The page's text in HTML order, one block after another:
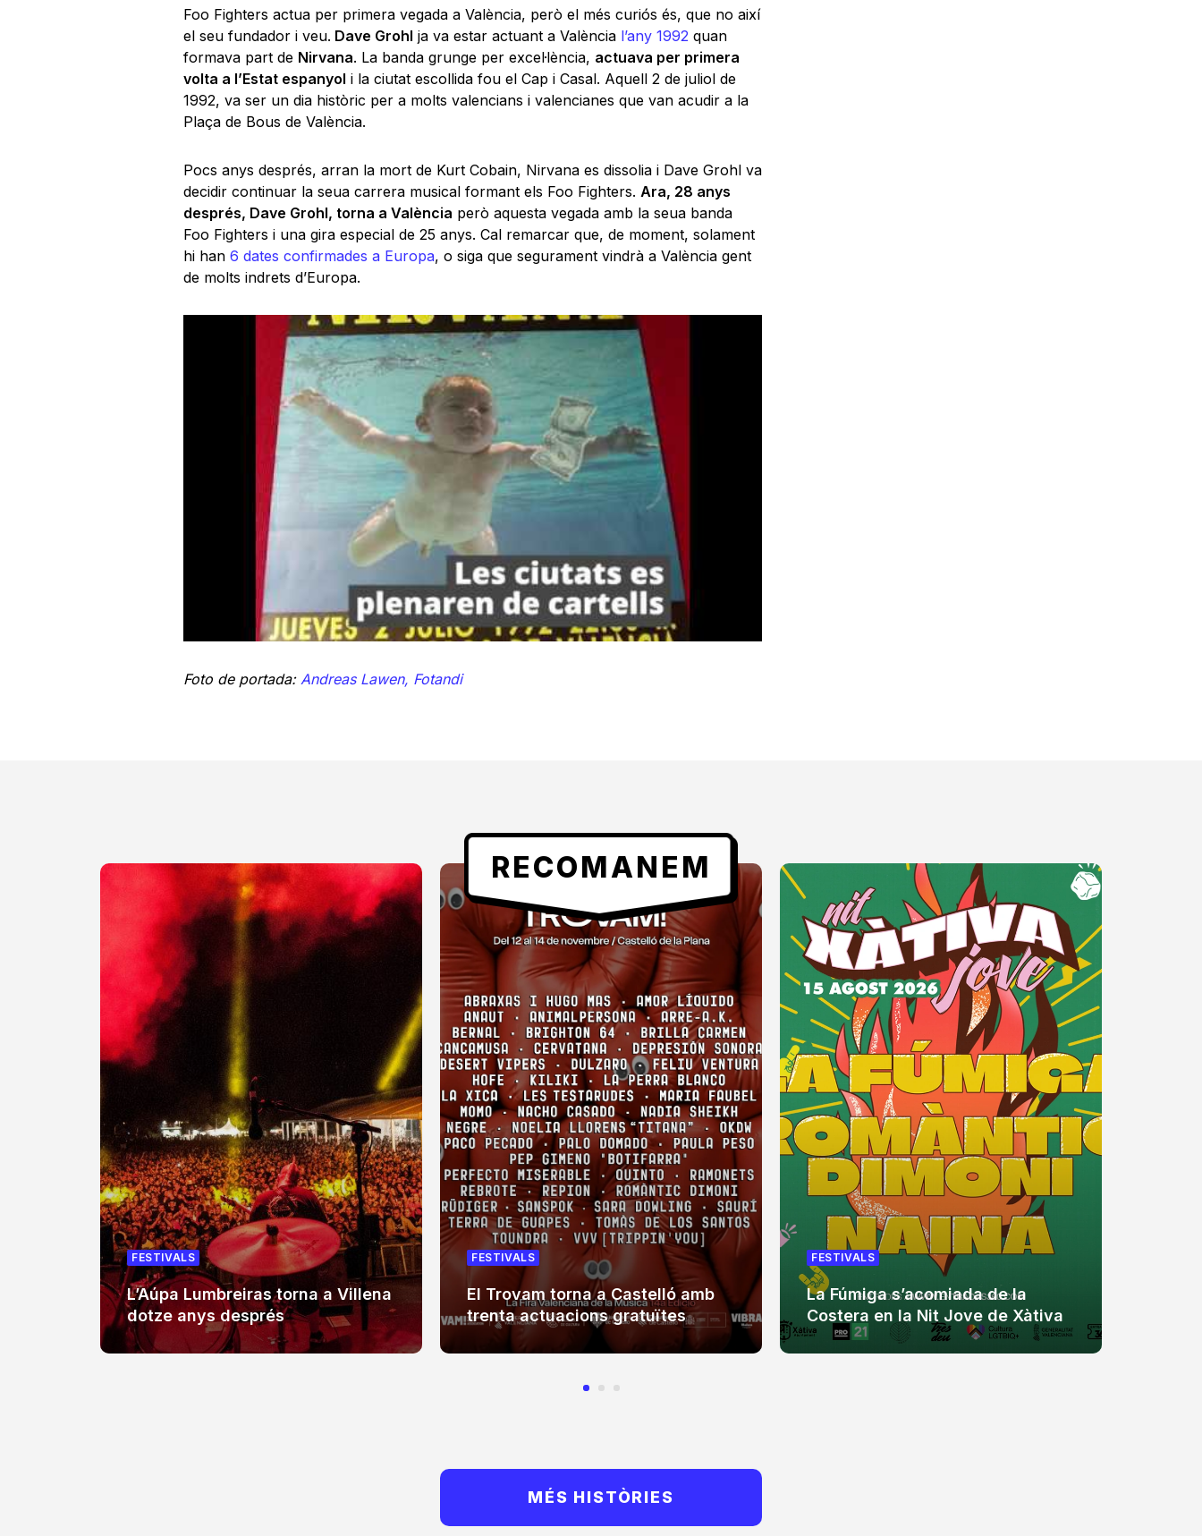
Foo Fighters actua per primera vegada a València, però el més curiós és, que no així
el seu fundador i veu. Dave Grohl ja va estar actuant a València l’any 1992 quan
formava part de Nirvana. La banda grunge per excel·lència, actuava per primera
volta a l’Estat espanyol i la ciutat escollida fou el Cap i Casal. Aquell 2 de juliol de
1992, va ser un dia històric per a molts valencians i valencianes que van acudir a la
Plaça de Bous de València.
Pocs anys després, arran la mort de Kurt Cobain, Nirvana es dissolia i Dave Grohl va
decidir continuar la seua carrera musical formant els Foo Fighters. Ara, 28 anys
després, Dave Grohl, torna a València però aquesta vegada amb la seua banda
Foo Fighters i una gira especial de 25 anys. Cal remarcar que, de moment, solament
hi han 6 dates confirmades a Europa, o siga que segurament vindrà a València gent
de molts indrets d’Europa.
Foto de portada: Andreas Lawen, Fotandi
RECOMANEM
FESTIVALS
L’Aúpa Lumbreiras torna a Villena
dotze anys després
FESTIVALS
El Trovam torna a Castelló amb
trenta actuacions gratuïtes
FESTIVALS
La Fúmiga s’acomiada de la
Costera en la Nit Jove de Xàtiva
MÉS HISTÒRIES